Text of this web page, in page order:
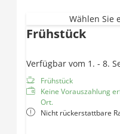
Wählen Sie
Frühstück
Verfügbar vom 1. - 8.
Frühstück
Keine Vorauszahlung
Ort.
Nicht rückerstattbare